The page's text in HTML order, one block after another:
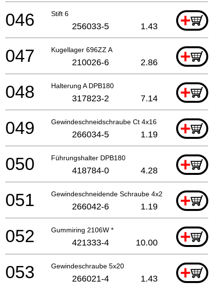
Stift 6 +
046 256033-5 1.43
Kugellager 696ZZ A +
047 210026-6 2.86
Halterung A DPB180 +
048 317823-2 7.14
Gewindeschneidschraube Ct 4x16 +
049 266034-5 1.19
Führungshalter DPB180 +
050 418784-0 4.28
Gewindeschneidende Schraube 4x20 +
051 266042-6 1.19
Gummiring 2106W * +
052 421333-4 10.00
Gewindeschraube 5x20 +
053 266021-4 1.43